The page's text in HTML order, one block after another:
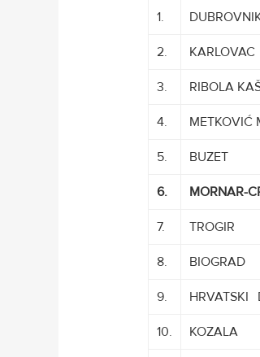
1.
2. KARLOVAC
3. RIBOLA
4. METKOVIĆ
5. BUZET
6. MORNAR-
7. TROGIR
8. BIOGRAD
9. HRVATSKI
10. KOZALA